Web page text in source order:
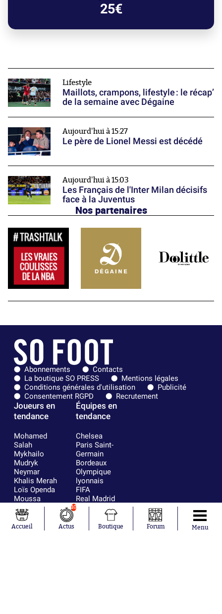
25€
Lifestyle
Maillots, crampons, lifestyle : le récap’
de la semaine avec Dégaine
Aujourd'hui à 15:27
Le père de Lionel Messi est décédé
Aujourd'hui à 15:03
Les Français de l'Inter Milan décisifs
face à la Juventus
Nos partenaires
Abonnements
Contacts
La boutique SO PRESS
Mentions légales
Conditions générales d'utilisation
Publicité
Consentement RGPD
Recrutement
Joueurs en
tendance
Mohamed
Salah
Mykhailo
Mudryk
Neymar
Khalis Merah
Loïs Openda
Moussa
Niakhaté
Nicolás
Tagliafico
Équipes en
tendance
Chelsea
Paris Saint-
Germain
Bordeaux
Olympique
lyonnais
FIFA
Real Madrid
RC Strasbourg
AC Milan
Accueil
10
Actus Boutique Forum Menu